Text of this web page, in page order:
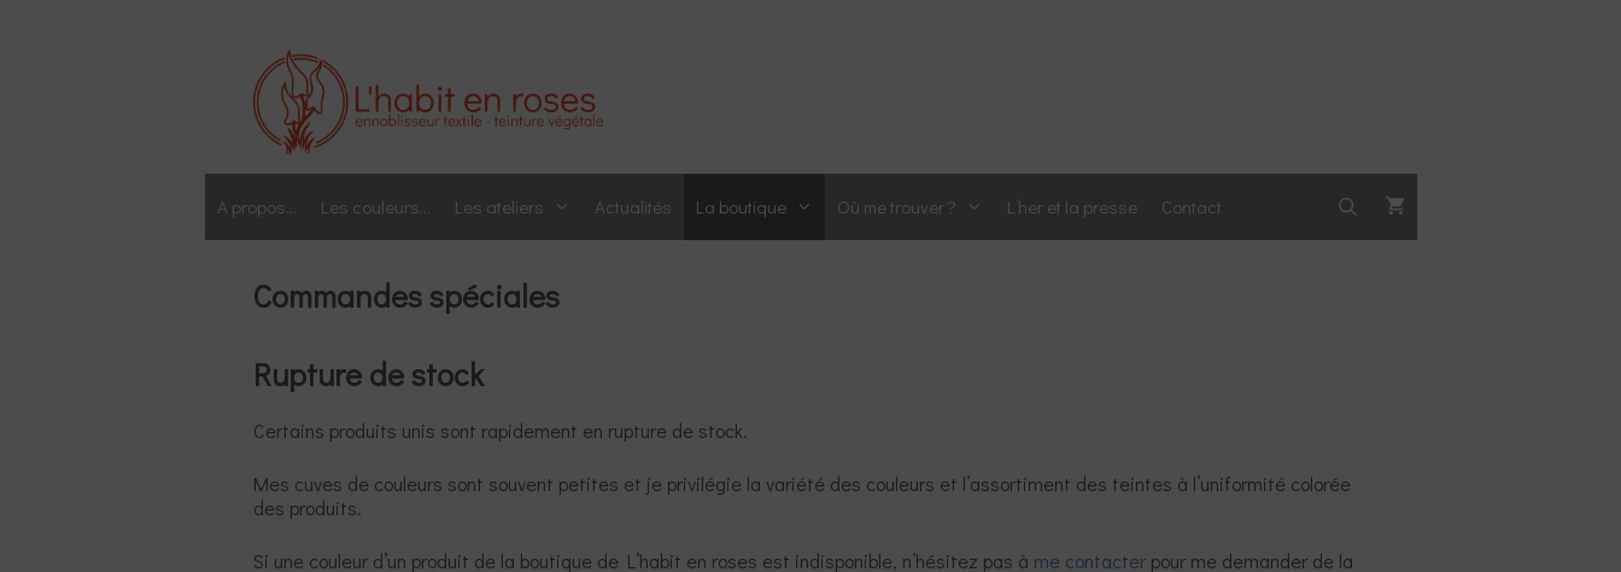
A propos… Les couleurs… Les ateliers Actualités La boutique Où me trouver ? L’her et la presse Contact
Commandes spéciales
Rupture de stock
Certains produits unis sont rapidement en rupture de stock.
Mes cuves de couleurs sont souvent petites et je privilégie la variété des couleurs et l’assortiment des teintes à l’uniformité colorée
des produits.
Si une couleur d’un produit de la boutique de L’habit en roses est indisponible, n’hésitez pas à me contacterpour me demander de la